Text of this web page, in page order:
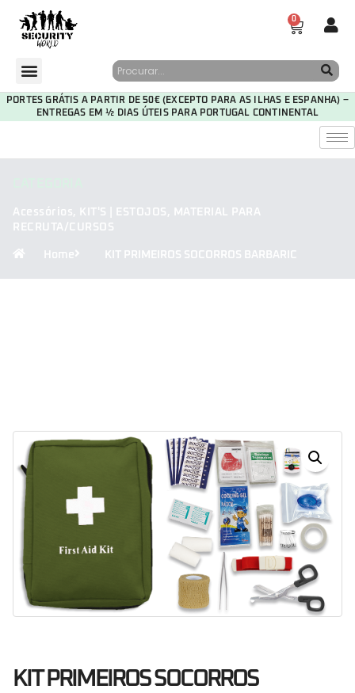
0
PORTES GRÁTIS A PARTIR DE 50€ (EXCEPTO PARA AS ILHAS E ESPANHA) –
ENTREGAS EM ½ DIAS ÚTEIS PARA PORTUGAL CONTINENTAL
Acessórios, KIT'S | ESTOJOS ,
MATERIAL PARA
RECRUTA/CURSOS
Home KIT PRIMEIROS SOCORROS BARBARIC
KIT PRIMEIROS SOCORROS